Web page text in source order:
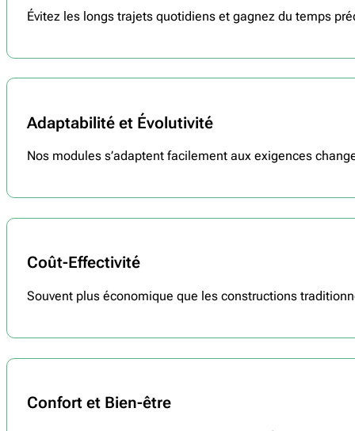
Évitez les longs trajets quotidiens et gagnez du temps
Adaptabilité et Évolutivité
Nos modules s’adaptent facilement aux exigences
Coût-Effectivité
Souvent plus économique que les constructions
Confort et Bien-être